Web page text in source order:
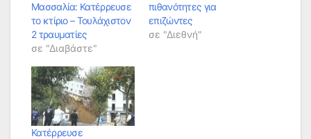
Μασσαλία: Κατέρρευσε
το κτίριο – Τουλάχιστον
2 τραυματίες
σε "Διαβάστε"
πιθανότητες για
επιζώντες
σε "Διεθνή"
Κατέρρευσε